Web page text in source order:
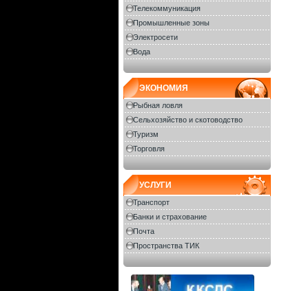
Телекоммуникация
Промышленные зоны
Электросети
Вода
ЭКОНОМИЯ
Рыбная ловля
Сельхозяйство и скотоводство
Туризм
Торговля
УСЛУГИ
Транспорт
Банки и страхование
Почта
Пространства ТИК